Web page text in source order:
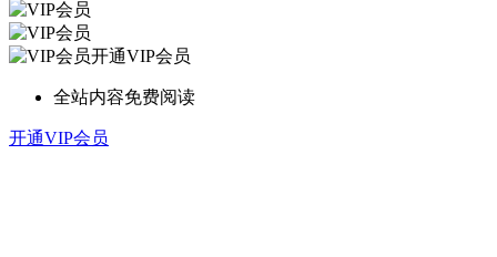
开通VIP会员
全站内容免费阅读
开通VIP会员